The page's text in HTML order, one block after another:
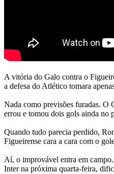
A vitória do Galo contra o
a defesa do Atlético tomara
Nada como previsões furadas.
errou e tomou dois gols ainda no
Quando tudo parecia perdido,
Figueirense cara a cara com o
Aí, o improvável entra em
Inter na próxima quarta-feira,